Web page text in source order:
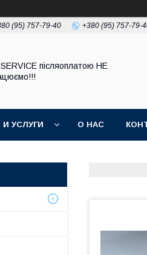
(95) 757-79-40 +380 (95) 757-79-
пiсляоплатою НЕ
УСЛУГИ О НАС